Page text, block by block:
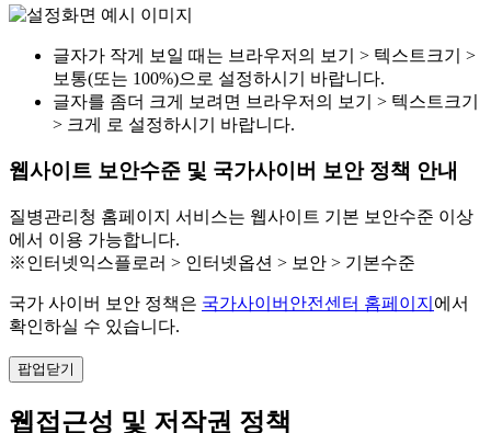
글자가 작게 보일 때는 브라우저의 보기 > 텍스트크기 >
보통(또는 100%)으로 설정하시기 바랍니다.
글자를 좀더 크게 보려면 브라우저의 보기 > 텍스트크기
> 크게 로 설정하시기 바랍니다.
웹사이트 보안수준 및 국가사이버 보안 정책 안내
질병관리청 홈페이지 서비스는 웹사이트 기본 보안수준 이상
에서 이용 가능합니다.
※인터넷익스플로러 > 인터넷옵션 > 보안 > 기본수준
국가 사이버 보안 정책은 국가사이버안전센터 홈페이지 에서
확인하실 수 있습니다.
팝업닫기
웹접근성 및 저작권 정책